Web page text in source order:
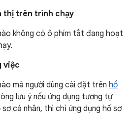
thị trên trình chạy
không có ô phím tắt đang hoạt
việc
mà người dùng cài đặt trên hồ
lưu ý nếu ứng dụng tương tự
cá nhân, thì chỉ ứng dụng hồ sơ